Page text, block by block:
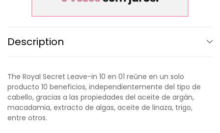
Description
The Royal Secret Leave-in 10 en 01 reúne en un solo
producto 10 beneficios, independientemente del tipo de
cabello, gracias a las propiedades del aceite de argán,
macadamia, extracto de algas, aceite de linaza, trigo,
entre otros.